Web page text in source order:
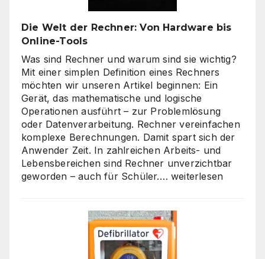
„billig“
Die Welt der Rechner: Von Hardware bis
Online-Tools
Was sind Rechner und warum sind sie wichtig?
Mit einer simplen Definition eines Rechners
möchten wir unseren Artikel beginnen: Ein
Gerät, das mathematische und logische
Operationen ausführt – zur Problemlösung
oder Datenverarbeitung. Rechner vereinfachen
komplexe Berechnungen. Damit spart sich der
Anwender Zeit. In zahlreichen Arbeits- und
Lebensbereichen sind Rechner unverzichtbar
geworden – auch für Schüler.… Die
Rechner:
Von
Hardware
weiterlesen